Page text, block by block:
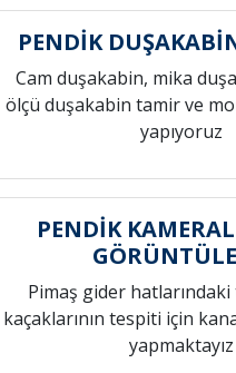
PENDİK
Cam duşakabin, mika
ölçü duşakabin tamir ve
yapıyoruz
PENDİK
Pimaş gider hatlarındaki
kaçaklarının tespiti için
yapmaktayız